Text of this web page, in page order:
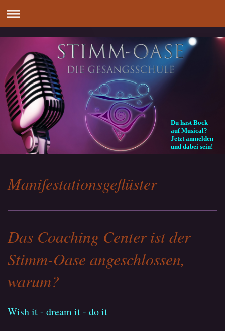
Du hast Bock
auf Musical?
Jetzt anmelden
und dabei sein!
Manifestationsgeflüster
Das Coaching Center ist der
Stimm-Oase angeschlossen,
warum?
Wish it - dream it - do it